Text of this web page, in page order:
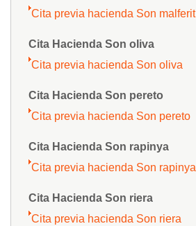
Cita previa hacienda Son malferit
Cita Hacienda Son oliva
Cita previa hacienda Son oliva
Cita Hacienda Son pereto
Cita previa hacienda Son pereto
Cita Hacienda Son rapinya
Cita previa hacienda Son rapinya
Cita Hacienda Son riera
Cita previa hacienda Son riera